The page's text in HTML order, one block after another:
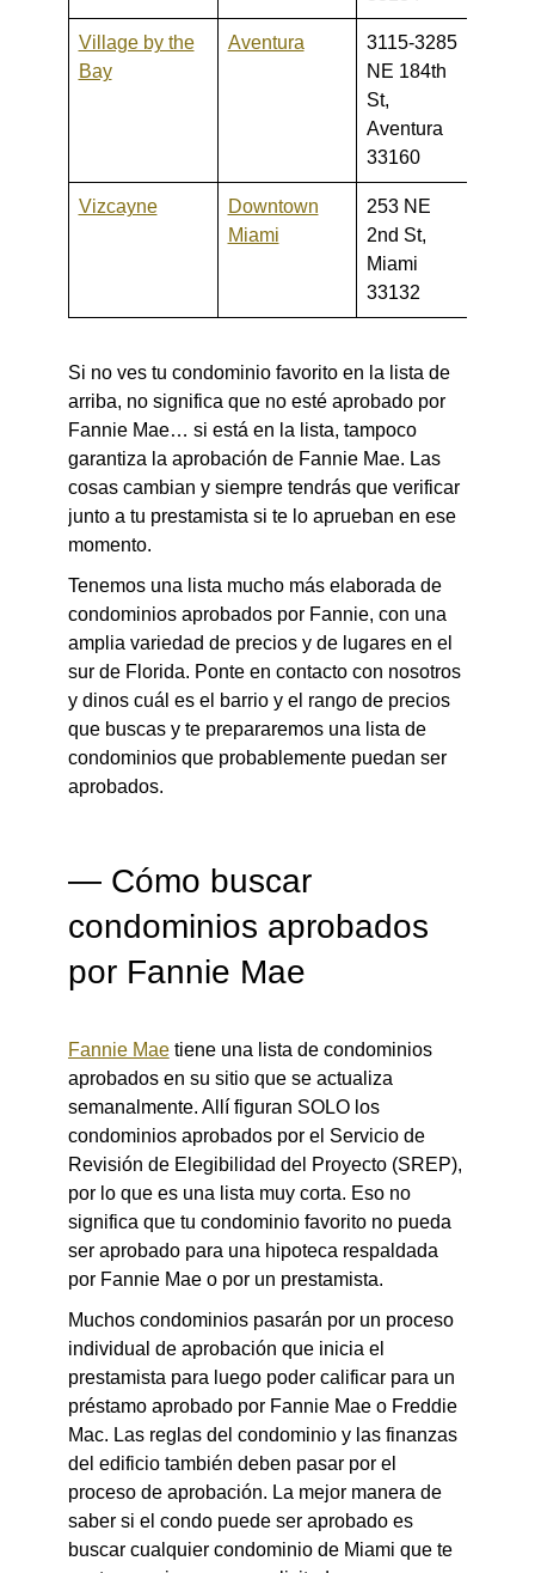
Village by the
Bay
Aventura
3115-3285
NE 184th
St,
Aventura
33160
Vizcayne
Downtown
Miami
253 NE
2nd St,
Miami
33132
Si no ves tu condominio favorito en la lista de
arriba, no significa que no esté aprobado por
Fannie Mae… si está en la lista, tampoco
garantiza la aprobación de Fannie Mae. Las
cosas cambian y siempre tendrás que verificar
junto a tu prestamista si te lo aprueban en ese
momento.
Tenemos una lista mucho más elaborada de
condominios aprobados por Fannie, con una
amplia variedad de precios y de lugares en el
sur de Florida. Ponte en contacto con nosotros
y dinos cuál es el barrio y el rango de precios
que buscas y te prepararemos una lista de
condominios que probablemente puedan ser
aprobados.
— Cómo buscar
condominios aprobados
por Fannie Mae
Fannie Maetiene una lista de condominios
aprobados en su sitio que se actualiza
semanalmente. Allí figuran SOLO los
condominios aprobados por el Servicio de
Revisión de Elegibilidad del Proyecto (SREP),
por lo que es una lista muy corta. Eso no
significa que tu condominio favorito no pueda
ser aprobado para una hipoteca respaldada
por Fannie Mae o por un prestamista.
Muchos condominios pasarán por un proceso
individual de aprobación que inicia el
prestamista para luego poder calificar para un
préstamo aprobado por Fannie Mae o Freddie
Mac. Las reglas del condominio y las finanzas
del edificio también deben pasar por el
proceso de aprobación. La mejor manera de
saber si el condo puede ser aprobado es
buscar cualquier condominio de Miami que te